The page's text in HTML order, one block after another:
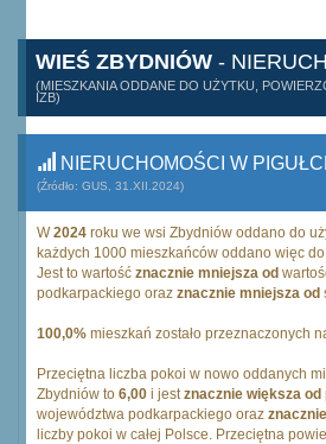
WIEŚ ZBYDNIÓW -
(MIESZKANIA ODDANE DO UŻYTKU,
IZB)
NIERUCHOMOŚCI W
(Źródło: GUS, 31.XII.2024)
W2024 roku we wsi Zbydniów oddano do
każdych 1000 mieszkańców oddano więc
Jest to wartość znacznie mniejsza od
podkarpackiego oraz znacznie mniejsza od
100,0% mieszkań zostało przeznaczonych
Przeciętna liczba pokoi w nowo oddanych
Zbydniów to 6,00 i jestznacznie większa od
województwa podkarpackiego oraz
liczby pokoi w całej Polsce. Przeciętna